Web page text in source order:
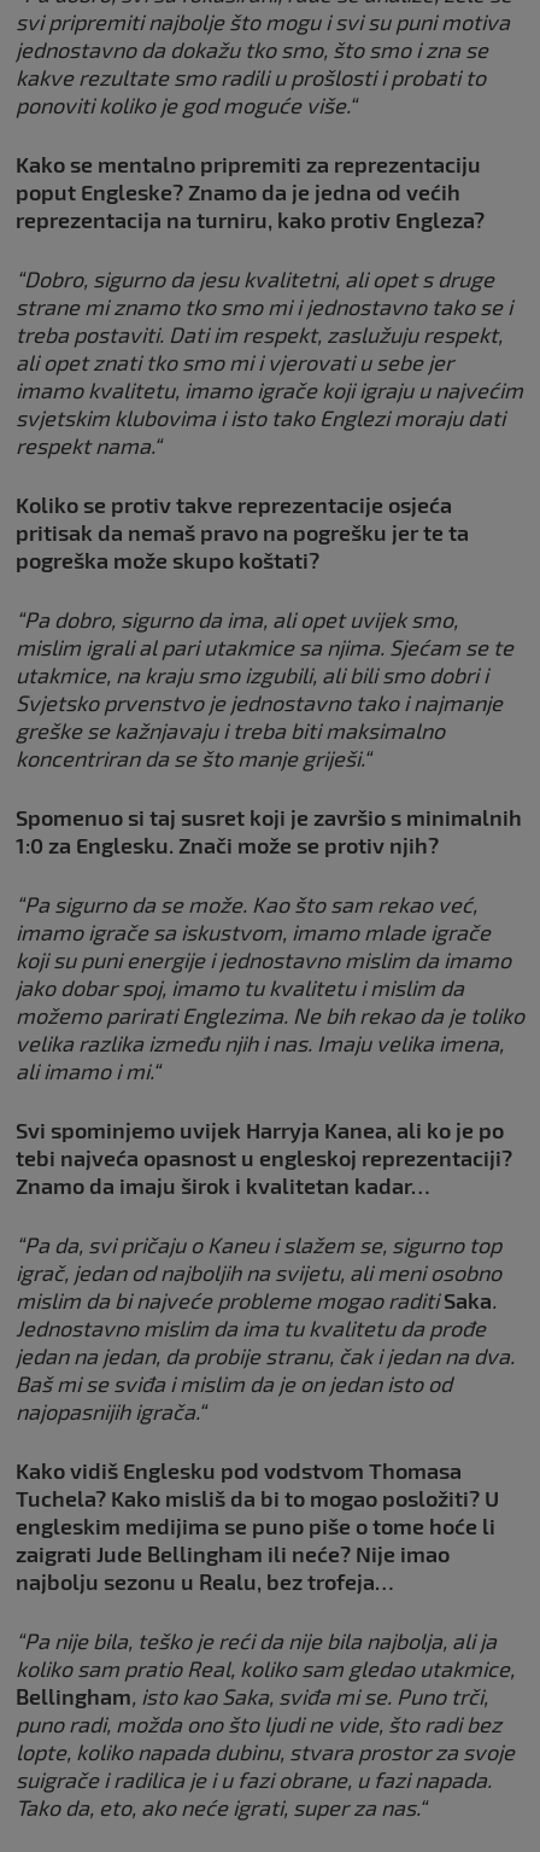
svi pripremiti najbolje što mogu i svi su puni motiva
jednostavno da dokažu tko smo, što smo i zna se
kakve rezultate smo radili u prošlosti i probati to
ponoviti koliko je god moguće više.“
Kako se mentalno pripremiti za reprezentaciju
poput Engleske? Znamo da je jedna od većih
reprezentacija na turniru, kako protiv Engleza?
“Dobro, sigurno da jesu kvalitetni, ali opet s druge
strane mi znamo tko smo mi i jednostavno tako se i
treba postaviti. Dati im respekt, zaslužuju respekt,
ali opet znati tko smo mi i vjerovati u sebe jer
imamo kvalitetu, imamo igrače koji igraju u najvećim
svjetskim klubovima i isto tako Englezi moraju dati
respekt nama.“
Koliko se protiv takve reprezentacije osjeća
pritisak da nemaš pravo na pogrešku jer te ta
pogreška može skupo koštati?
“Pa dobro, sigurno da ima, ali opet uvijek smo,
mislim igrali al pari utakmice sa njima. Sjećam se te
utakmice, na kraju smo izgubili, ali bili smo dobri i
Svjetsko prvenstvo je jednostavno tako i najmanje
greške se kažnjavaju i treba biti maksimalno
koncentriran da se što manje griješi.“
Spomenuo si taj susret koji je završio s minimalnih
1:0 za Englesku. Znači može se protiv njih?
“Pa sigurno da se može. Kao što sam rekao već,
imamo igrače sa iskustvom, imamo mlade igrače
koji su puni energije i jednostavno mislim da imamo
jako dobar spoj, imamo tu kvalitetu i mislim da
možemo parirati Englezima. Ne bih rekao da je toliko
velika razlika između njih i nas. Imaju velika imena,
ali imamo i mi.“
Svi spominjemo uvijek Harryja Kanea, ali ko je po
tebi najveća opasnost u engleskoj reprezentaciji?
Znamo da imaju širok i kvalitetan kadar…
“Pa da, svi pričaju o Kaneu i slažem se, sigurno top
igrač, jedan od najboljih na svijetu, ali meni osobno
mislim da bi najveće probleme mogao raditiSaka.
Jednostavno mislim da ima tu kvalitetu da prođe
jedan na jedan, da probije stranu, čak i jedan na dva.
Baš mi se sviđa i mislim da je on jedan isto od
najopasnijih igrača.“
Kako vidiš Englesku pod vodstvom Thomasa
Tuchela? Kako misliš da bi to mogao posložiti? U
engleskim medijima se puno piše o tome hoće li
zaigrati Jude Bellingham ili neće? Nije imao
najbolju sezonu u Realu, bez trofeja…
“Pa nije bila, teško je reći da nije bila najbolja, ali ja
koliko sam pratio Real, koliko sam gledao utakmice,
Bellingham, isto kao Saka, sviđa mi se. Puno trči,
puno radi, možda ono što ljudi ne vide, što radi bez
lopte, koliko napada dubinu, stvara prostor za svoje
suigrače i radilica je i u fazi obrane, u fazi napada.
Tako da, eto, ako neće igrati, super za nas.“